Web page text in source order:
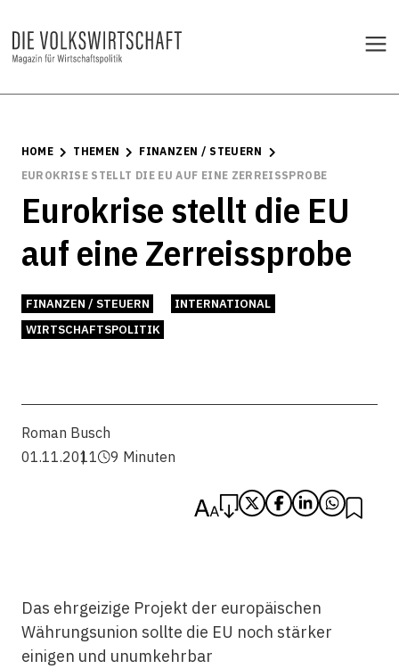
HOME THEMEN
FINANZEN / STEUERN
EUROKRISE STELLT DIE EU AUF EINE ZERREISSPROBE
Eurokrise stellt die EU
auf eine Zerreissprobe
FINANZEN / STEUERN
INTERNATIONAL
WIRTSCHAFTSPOLITIK
Roman Busch
01.11.2011
9 Minuten
Das ehrgeizige Projekt der europäischen
Währungsunion sollte die EU noch stärker
einigen und unumkehrbar